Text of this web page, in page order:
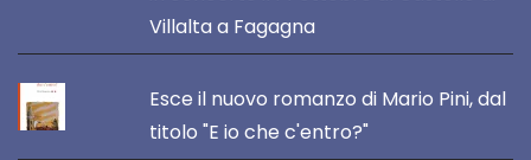
Villalta a Fagagna
Esce il nuovo romanzo di Mario Pini, dal
titolo "E io che c'entro?"